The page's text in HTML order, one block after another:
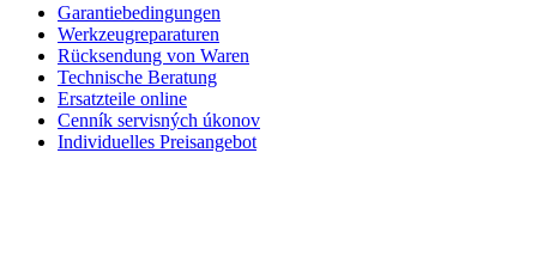
Garantiebedingungen
Werkzeugreparaturen
Rücksendung von Waren
Technische Beratung
Ersatzteile online
Cenník servisných úkonov
Individuelles Preisangebot